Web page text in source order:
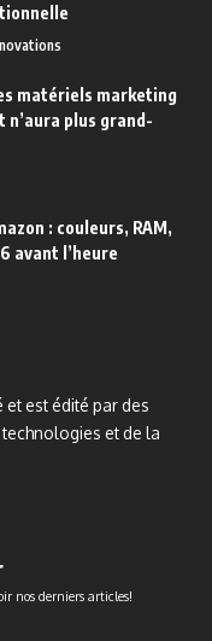
matériels marketing
n’aura plus grand-
: couleurs, RAM,
avant l’heure
et est édité par des
et de la
nos derniers articles!